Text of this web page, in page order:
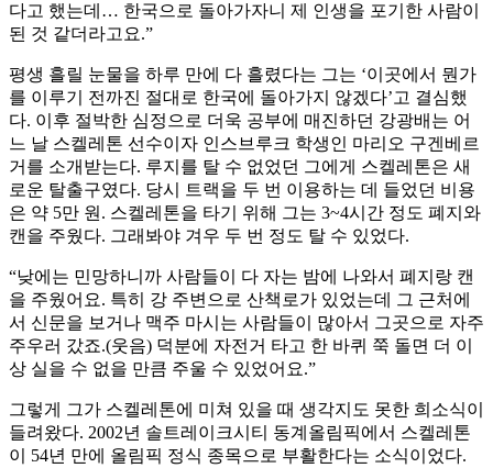
다고 했는데… 한국으로 돌아가자니 제 인생을 포기한 사람이
된 것 같더라고요.”
평생 흘릴 눈물을 하루 만에 다 흘렸다는 그는 ‘이곳에서 뭔가
를 이루기 전까진 절대로 한국에 돌아가지 않겠다’고 결심했
다. 이후 절박한 심정으로 더욱 공부에 매진하던 강광배는 어
느 날 스켈레톤 선수이자 인스브루크 학생인 마리오 구겐베르
거를 소개받는다. 루지를 탈 수 없었던 그에게 스켈레톤은 새
로운 탈출구였다. 당시 트랙을 두 번 이용하는 데 들었던 비용
은 약 5만 원. 스켈레톤을 타기 위해 그는 3~4시간 정도 폐지와
캔을 주웠다. 그래봐야 겨우 두 번 정도 탈 수 있었다.
“낮에는 민망하니까 사람들이 다 자는 밤에 나와서 폐지랑 캔
을 주웠어요. 특히 강 주변으로 산책로가 있었는데 그 근처에
서 신문을 보거나 맥주 마시는 사람들이 많아서 그곳으로 자주
주우러 갔죠.(웃음) 덕분에 자전거 타고 한 바퀴 쭉 돌면 더 이
상 실을 수 없을 만큼 주울 수 있었어요.”
그렇게 그가 스켈레톤에 미쳐 있을 때 생각지도 못한 희소식이
들려왔다. 2002년 솔트레이크시티 동계올림픽에서 스켈레톤
이 54년 만에 올림픽 정식 종목으로 부활한다는 소식이었다.